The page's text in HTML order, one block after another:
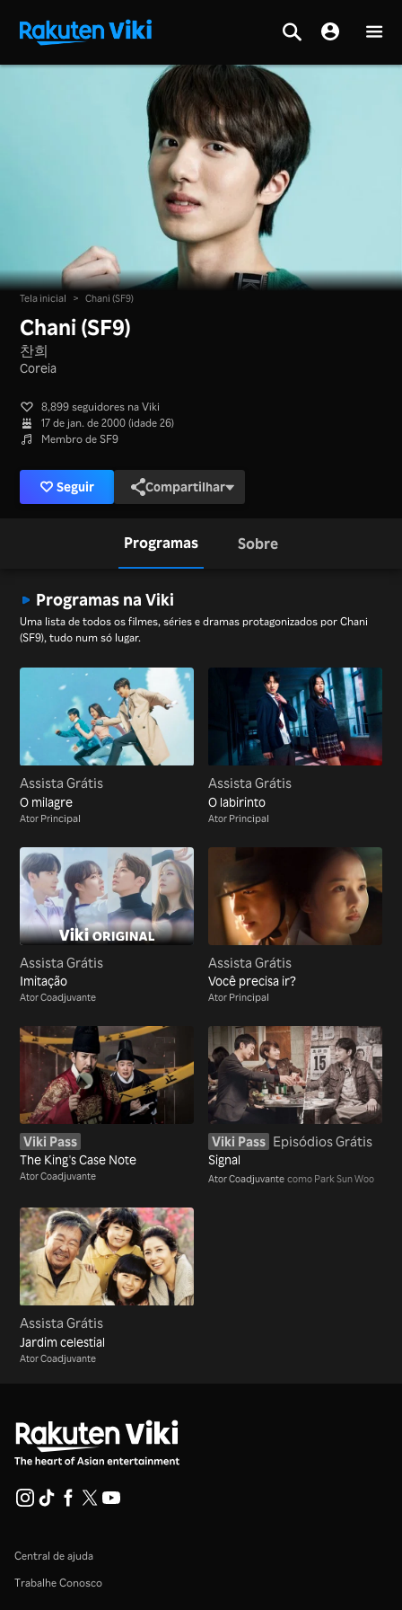
Tela inicial > Chani (SF9)
Chani (SF9)
찬희
Coreia
8,899 seguidores na Viki
17 de jan. de 2000 (idade 26)
Membro de SF9
Seguir Compartilhar
Programas Sobre
Programas na Viki
Uma lista de todos os filmes, séries e dramas protagonizados por Chani
(SF9), tudo num só lugar.
Assista Grátis
O milagre
Ator Principal
Assista Grátis
O labirinto
Ator Principal
Assista Grátis
Imitação
Ator Coadjuvante
Assista Grátis
Você precisa ir?
Ator Principal
Viki Pass
The King's Case Note
Ator Coadjuvante
Viki Pass Episódios Grátis
Signal
Ator Coadjuvante como Park Sun Woo
Assista Grátis
Jardim celestial
Ator Coadjuvante
Central de ajuda
Trabalhe Conosco